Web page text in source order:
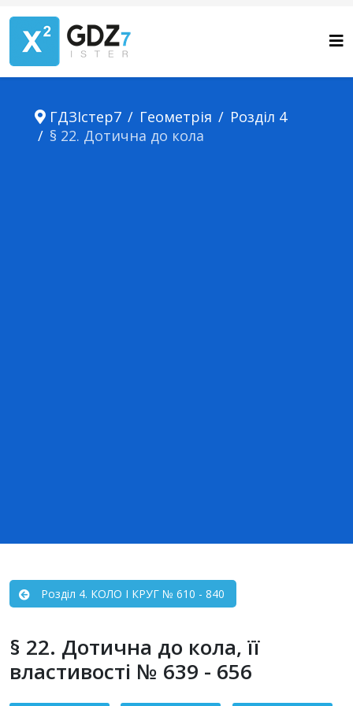
ГДЗІстер7 Геометрія
Розділ 4
§ 22. Дотична до кола
Розділ 4. КОЛО І КРУГ № 610 - 840
§ 22. Дотична до кола, її
властивості № 639 - 656
Зміст статті